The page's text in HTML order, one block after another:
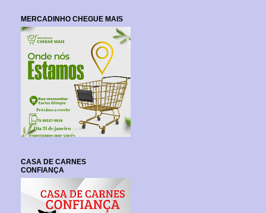
MERCADINHO CHEGUE MAIS
CASA DE CARNES
CONFIANÇA